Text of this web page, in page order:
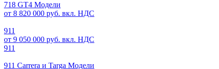
718 GT4 Модели
от 8 820 000 руб. вкл. НДС
911
от 9 050 000 руб. вкл. НДС
911
911 Carrera и Targa Модели